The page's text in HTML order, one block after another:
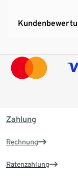
Zahlung
Rechnung
Ratenzahlung